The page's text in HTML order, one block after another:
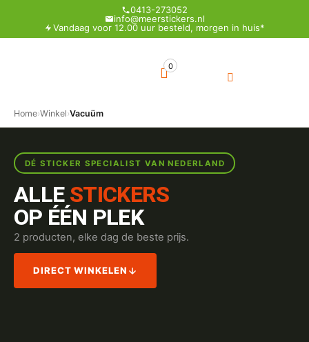
0413-273052
info@meerstickers.nl
Vandaag voor 12.00 uur besteld, morgen in huis*
0
Home›Winkel›Vacuüm
DÉ STICKER SPECIALIST VAN NEDERLAND
ALLE STICKERS
OP ÉÉN PLEK
2 producten, elke dag de beste prijs.
DIRECT WINKELEN